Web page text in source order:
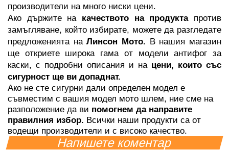
производители на много ниски цени.
Ако държите на качеството на продукта против
замъгляване, който избирате, можете да разгледате
предложенията на Линсон Мото. В нашия магазин
ще откриете широка гама от модели антифог за
каски, с подробни описания и на цени, които със
сигурност ще ви допаднат.
Ако не сте сигурни дали определен модел е
съвместим с вашия модел мото шлем, ние сме на
разположение да ви помогнем да направите
правилния избор. Всички наши продукти са от
водещи производители и с високо качество.
Напишете коментар